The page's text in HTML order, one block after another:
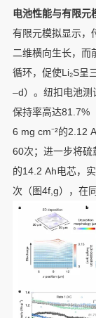
电池性能与有限元
有限元模拟显示，
二维横向生长，而
循环，促使Li₂S呈
–d）。纽扣电池测
保持率高达81.7%
6 mg cm⁻²的2.12
60次；进一步将硫
的14.2 Ah电芯，
次（图4f,g），在